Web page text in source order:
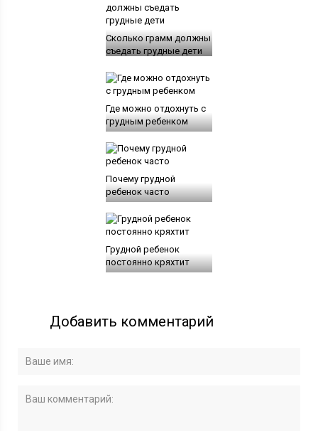
Сколько грамм должны
съедать грудные дети
Где можно отдохнуть с
грудным ребенком
Почему грудной
ребенок часто
Грудной ребенок
постоянно кряхтит
Добавить комментарий